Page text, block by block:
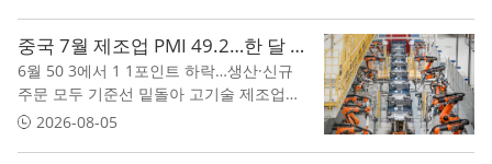
중국 7월 제조업 PMI 49.2…한 달 만에 다시 위축 국면
6월 50 3에서 1 1포인트 하락…생산·신규
주문 모두 기준선 밑돌아 고기술 제조업은
확장세 유지…제조업 내부 회복 격차 뚜렷
2026-08-05